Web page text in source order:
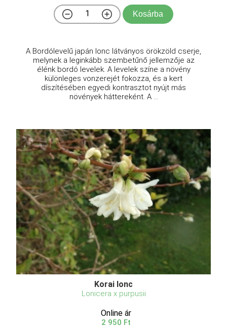
Kosárba
A Bordólevelű japán lonc látványos örökzöld cserje,
melynek a leginkább szembetűnő jellemzője az
élénk bordó levelek. A levelek színe a növény
különleges vonzerejét fokozza, és a kert
díszítésében egyedi kontrasztot nyújt más
növények háttereként. A ...
Korai lonc
Lonicera x purpusii
Online ár
2 950 Ft